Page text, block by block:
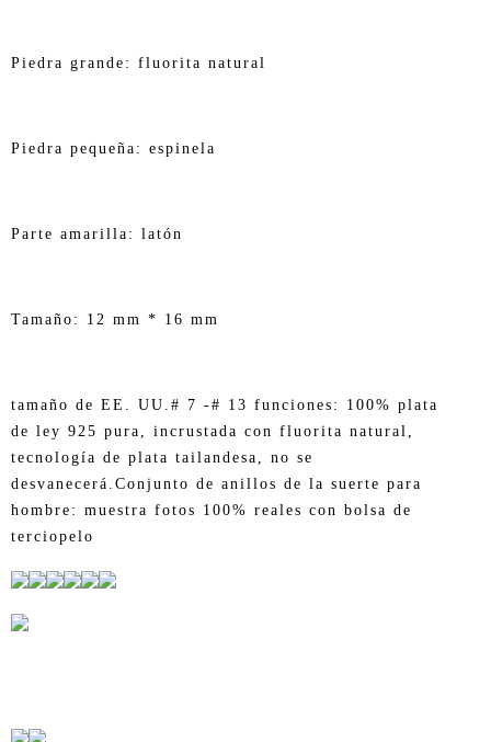
Piedra grande: fluorita natural
Piedra pequeña: espinela
Parte amarilla: latón
Tamaño: 12 mm * 16 mm
tamaño de EE. UU.# 7 -# 13 funciones: 100% plata
de ley 925 pura, incrustada con fluorita natural,
tecnología de plata tailandesa, no se
desvanecerá.Conjunto de anillos de la suerte para
hombre: muestra fotos 100% reales con bolsa de
terciopelo